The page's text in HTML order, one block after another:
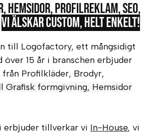
Hemsidor, Profilreklam, SEO,
vi älskar Custom, helt enkelt!
till Logofactory, ett mångsidigt
15 år i branschen erbjuder
Profilkläder, Brodyr,
Grafisk formgivning, Hemsidor
erbjuder tillverkar vi In-House, vi